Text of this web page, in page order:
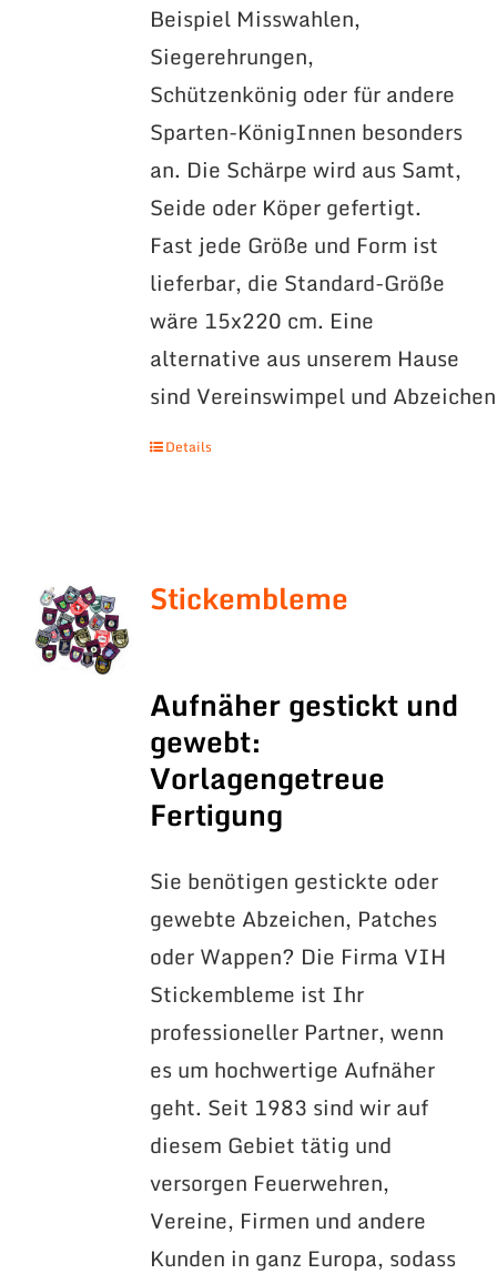
Beispiel Misswahlen,
Siegerehrungen,
Schützenkönig oder für andere
Sparten-KönigInnen besonders
an. Die Schärpe wird aus Samt,
Seide oder Köper gefertigt.
Fast jede Größe und Form ist
lieferbar, die Standard-Größe
wäre 15x220 cm. Eine
alternative aus unserem Hause
sind Vereinswimpel und
Details
Stickembleme
Aufnäher gestickt und
gewebt:
Vorlagengetreue
Fertigung
Sie benötigen gestickte oder
gewebte Abzeichen, Patches
oder Wappen? Die Firma VIH
Stickembleme ist Ihr
professioneller Partner, wenn
es um hochwertige Aufnäher
geht. Seit 1983 sind wir auf
diesem Gebiet tätig und
versorgen Feuerwehren,
Vereine, Firmen und andere
Kunden in ganz Europa, sodass